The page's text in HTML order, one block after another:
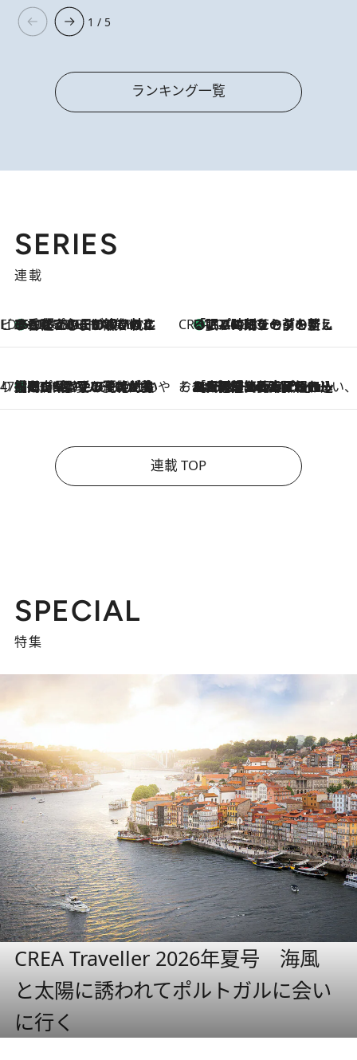
1 / 5
ランキング一覧
SERIES
連載
ビューティいいもの集め EDITORS' BEST
2026.8.10
35℃超えの日の夜、枕にひと吹き！ BAUMのルームスプレーが、ひのきの香りで心まで解きほぐす CREA'S CHOICE
2026.8.10
「眠る時刻をセットする」——眠りの前を整える、バルミューダの新しいアプローチ
47都道府県の手みやげ ひんやりスイーツで夏を満喫
2026.8.10
【岡山県】この夏絶対食べたい 冷やしておいしいおやつ3選 フルーツが主役のプリンやアイスが勢揃い そおだよおこの関西おいしい、おやつ紀行
2026.8.9
［大阪府箕面市］一皿一皿目の前で仕上げられる、料理を巧みに組み込んだアシェットデセールコース「ミチル アシェット デセール（Michiru assiette dessert）」
連載 TOP
SPECIAL
特集
CREA Traveller 2026年夏号 海風
と太陽に誘われてポルトガルに会い
に行く